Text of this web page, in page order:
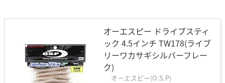
オーエスピー ドライブスティ
ック 4.5インチ TW178(ライブ
リーワカサギシルバーフレー
ク)
オーエスピー(O.S.P)